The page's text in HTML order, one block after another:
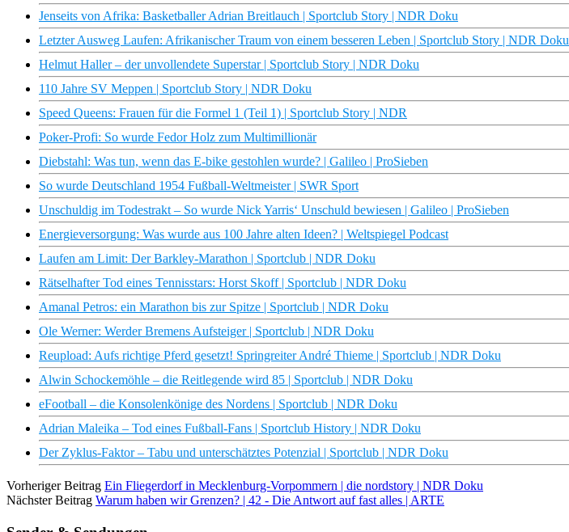
Jenseits von Afrika: Basketballer Adrian Breitlauch | Sportclub Story | NDR Doku
Letzter Ausweg Laufen: Afrikanischer Traum von einem besseren Leben | Sportclub Story | NDR Doku
Helmut Haller – der unvollendete Superstar | Sportclub Story | NDR Doku
110 Jahre SV Meppen | Sportclub Story | NDR Doku
Speed Queens: Frauen für die Formel 1 (Teil 1) | Sportclub Story | NDR
Poker-Profi: So wurde Fedor Holz zum Multimillionär
Diebstahl: Was tun, wenn das E-bike gestohlen wurde? | Galileo | ProSieben
So wurde Deutschland 1954 Fußball-Weltmeister | SWR Sport
Unschuldig im Todestrakt – So wurde Nick Yarris‘ Unschuld bewiesen | Galileo | ProSieben
Energieversorgung: Was wurde aus 100 Jahre alten Ideen? | Weltspiegel Podcast
Laufen am Limit: Der Barkley-Marathon | Sportclub | NDR Doku
Rätselhafter Tod eines Tennisstars: Horst Skoff | Sportclub | NDR Doku
Amanal Petros: ein Marathon bis zur Spitze | Sportclub | NDR Doku
Ole Werner: Werder Bremens Aufsteiger | Sportclub | NDR Doku
Reupload: Aufs richtige Pferd gesetzt! Springreiter André Thieme | Sportclub | NDR Doku
Alwin Schockemöhle – die Reitlegende wird 85 | Sportclub | NDR Doku
eFootball – die Konsolenkönige des Nordens | Sportclub | NDR Doku
Adrian Maleika – Tod eines Fußball-Fans | Sportclub History | NDR Doku
Der Zyklus-Faktor – Tabu und unterschätztes Potenzial | Sportclub | NDR Doku
Vorheriger Beitrag Ein Fliegerdorf in Mecklenburg-Vorpommern | die nordstory | NDR Doku
Nächster Beitrag Warum haben wir Grenzen? | 42 - Die Antwort auf fast alles | ARTE